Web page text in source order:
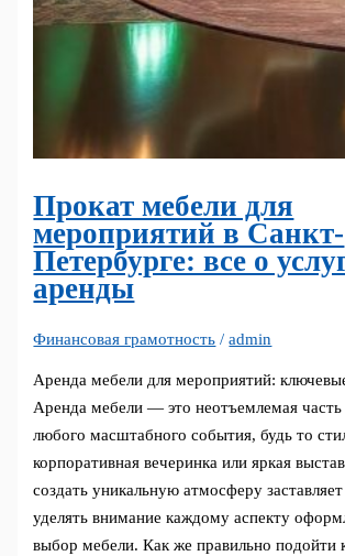
Прокат мебели для
мероприятий в Санкт-
Петербурге: все о
аренды
Финансовая грамотность /admin
Аренда мебели для мероприятий:
Аренда мебели — это неотъемлемая часть
любого масштабного события, будь то
корпоративная вечеринка или яркая
создать уникальную атмосферу заставляет
уделять внимание каждому аспекту
выбор мебели. Как же правильно подойти